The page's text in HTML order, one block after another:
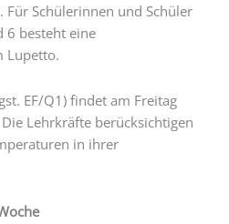
Für Schülerinnen und Schüler
6 besteht eine
Lupetto.
EF/Q1) findet am Freitag
Lehrkräfte berücksichtigen
in ihrer